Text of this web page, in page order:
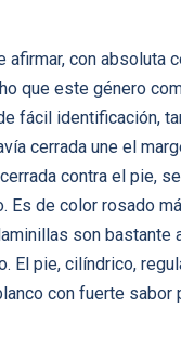
afirmar, con
que este género
fácil identificación,
cerrada une el
contra el pie,
Es de color rosado
son bastante
El pie, cilíndrico,
con fuerte sabor